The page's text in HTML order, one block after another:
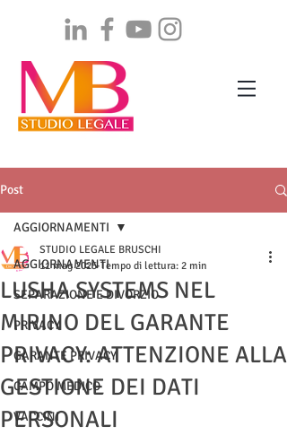
Post
AGGIORNAMENTI
SEPARAZIONE E DIVORZIO
PRIVACY
GARANTE PRIVACY
CAMPO MEDICO
VACCINI
AGGIORNAMENTI
LUSHA SYSTEMS NEL
MIRINO DEL GARANTE
PRIVACY: ATTENZIONE ALLA
GESTIONE DEI DATI
PERSONALI
STUDIO LEGALE BRUSCHI
11 mag 2025 Tempo di lettura: 2 min